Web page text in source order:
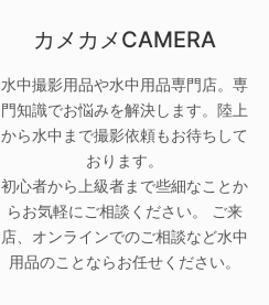
カメカメCAMERA
水中撮影用品や水中用品専門店。専
門知識でお悩みを解決します。陸上
から水中まで撮影依頼もお待ちして
おります。
初心者から上級者まで些細なことか
らお気軽にご相談ください。 ご来
店、オンラインでのご相談など水中
用品のことならお任せください。